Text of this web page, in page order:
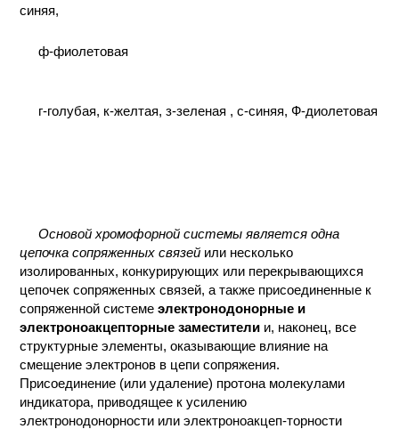
синяя,
ф-фиолетовая
г-голубая, к-желтая, з-зеленая , с-синяя, Ф-диолетовая
Основой хромофорной системы является одна
цепочка сопряженных связей или несколько
изолированных, конкурирующих или перекрывающихся
цепочек сопряженных связей, а также присоединенные к
сопряженной системеэлектронодонорные и
электроноакцепторные заместители и, наконец, все
структурные элементы, оказывающие влияние на
смещение электронов в цепи сопряжения.
Присоединение (или удаление) протона молекулами
индикатора, приводящее к усилению
электронодонорности или электроноакцеп-торности